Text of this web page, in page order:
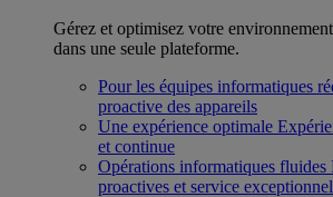
Gérez et optimisez votre
dans une seule plateforme.
Pour les équipes informatiques
proactive des appareils
Une expérience optimale
et continue
Opérations informatiques fluides
proactives et service exceptionnel